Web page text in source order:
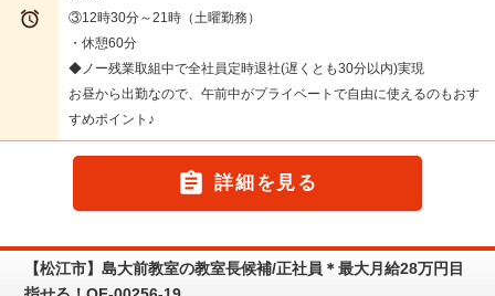

③12時30分～21時（土曜勤務）
・休憩60分
◆ノー残業取組中で全社員定時退社(遅くとも30分以内)実現
お昼から出勤なので、午前中がプライベートで自由に使えるのもおす
すめポイント♪
 詳細を見る
【松江市】島大前教室の教室長候補/正社員＊最大月給28万円目